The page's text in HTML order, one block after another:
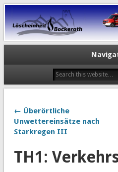
← Überörtliche
Unwettereinsätze nach
Starkregen III
TH1: